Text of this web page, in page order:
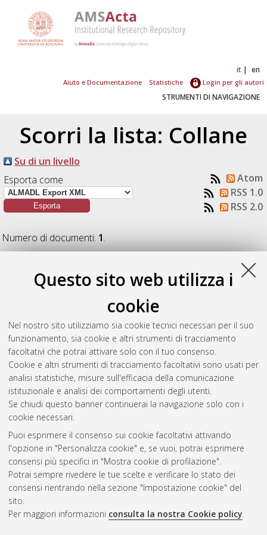
Questo sito web utilizza i
cookie
Nel nostro sito utilizziamo sia cookie tecnici necessari per il suo
funzionamento, sia cookie e altri strumenti di tracciamento
facoltativi che potrai attivare solo con il tuo consenso.
Cookie e altri strumenti di tracciamento facoltativi sono usati per
analisi statistiche, misure sull'efficacia della comunicazione
istituzionale e analisi dei comportamenti degli utenti.
Se chiudi questo banner continuerai la navigazione solo con i
cookie necessari.
Puoi esprimere il consenso sui cookie facoltativi attivando
l'opzione in "Personalizza cookie" e, se vuoi, potrai esprimere
consensi più specifici in "Mostra cookie di profilazione".
Potrai sempre rivedere le tue scelte e verificare lo stato dei
consensi rientrando nella sezione "Impostazione cookie" del
sito.
Per maggiori informazioni consulta la nostra Cookie policy.
it en
Aiuto e Documentazione Statistiche Login per gli autori
STRUMENTI DI NAVIGAZIONE
Scorri la lista: Collane
Su di un livello
Esporta come
Atom
RSS 1.0
RSS 2.0
Numero di documenti: 1.
scritte e documentazione archeologica del culto
di Demetra.A cura di: Carboni, Romina;
10.6092/unibo/amsacta/5391. In: Sonora. La
dimensione acustica nel mondo mitico, magico e religioso
dell’antichità classica. A cura di: Carboni, Romina;Giuman,
Marco. Perugia: Morlacchi, pp. 91-118. ISBN 9788860745699.
In: Quaderni di Otium A cura di:Grassigli, Gian Luca.
Questa lista e' stata generata ilThu Aug 6 20:33:12 2026
CEST
Atom
Rss
AMS Acta
ISSN: 2038-7954
re3data.org -
doi.org/10.17616/R3P19R
Servizio implementato e
Impostazioni Cookie